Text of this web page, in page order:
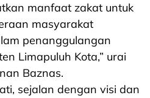
manfaat zakat untuk
masyarakat
penanggulangan
Limapuluh Kota,” urai
Baznas.
sejalan dengan visi dan